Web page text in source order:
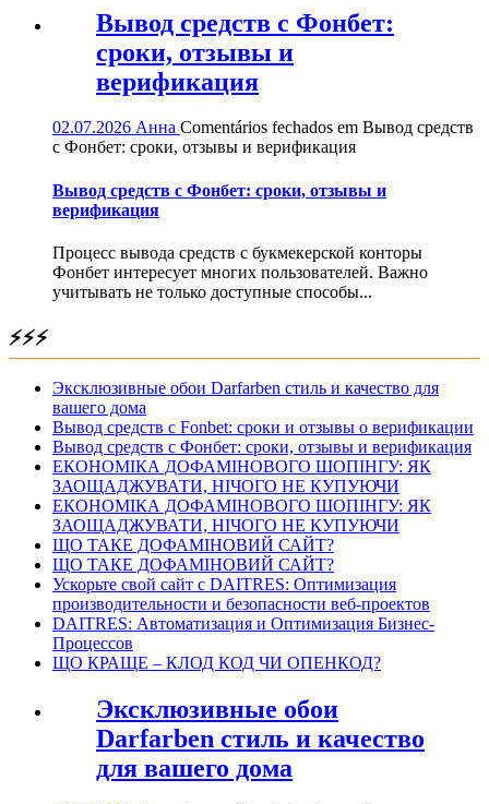
Вывод средств с Фонбет:
сроки, отзывы и
верификация
02.07.2026 Анна Comentários fechados em Вывод средств
с Фонбет: сроки, отзывы и верификация
Вывод средств с Фонбет: сроки, отзывы и
верификация
Процесс вывода средств с букмекерской конторы
Фонбет интересует многих пользователей. Важно
учитывать не только доступные способы...
⚡⚡⚡
Эксклюзивные обои Darfarben стиль и качество для
вашего дома
Вывод средств с Fonbet: сроки и отзывы о верификации
Вывод средств с Фонбет: сроки, отзывы и верификация
ЕКОНОМІКА ДОФАМІНОВОГО ШОПІНГУ: ЯК
ЗАОЩАДЖУВАТИ, НІЧОГО НЕ КУПУЮЧИ
ЕКОНОМІКА ДОФАМІНОВОГО ШОПІНГУ: ЯК
ЗАОЩАДЖУВАТИ, НІЧОГО НЕ КУПУЮЧИ
ЩО ТАКЕ ДОФАМІНОВИЙ САЙТ?
ЩО ТАКЕ ДОФАМІНОВИЙ САЙТ?
Ускорьте свой сайт с DAITRES: Оптимизация
производительности и безопасности веб-проектов
DAITRES: Автоматизация и Оптимизация Бизнес-
Процессов
ЩО КРАЩЕ – КЛОД КОД ЧИ ОПЕНКОД?
Эксклюзивные обои
Darfarben стиль и качество
для вашего дома